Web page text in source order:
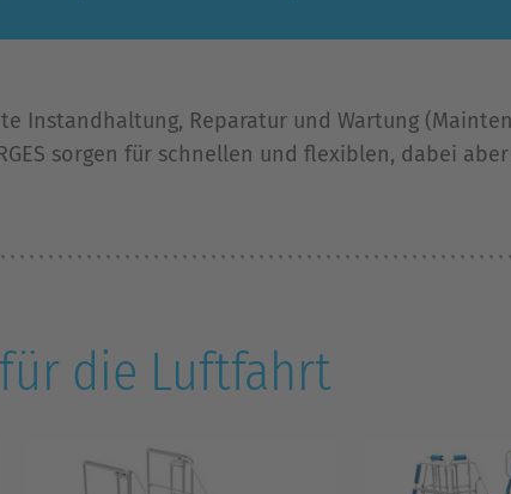
Instandhaltung, Reparatur und Wartung
sorgen für schnellen und flexiblen, dabei
die Luftfahrt